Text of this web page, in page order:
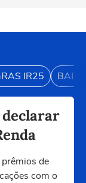
IR25
declarar
de
com o